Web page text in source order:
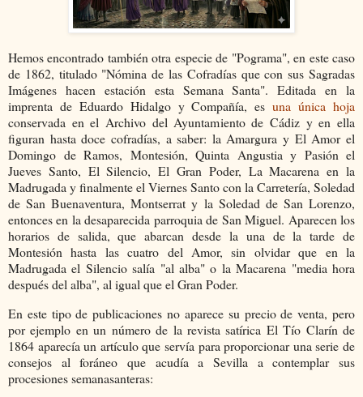
Hemos encontrado también otra especie de "Pograma", en este caso
de 1862, titulado "Nómina de las Cofradías que con sus Sagradas
Imágenes hacen estación esta Semana Santa". Editada en la
imprenta de Eduardo Hidalgo y Compañía, esuna única hoja
conservada en el Archivo del Ayuntamiento de Cádiz y en ella
figuran hasta doce cofradías, a saber: la Amargura y El Amor el
Domingo de Ramos, Montesión, Quinta Angustia y Pasión el
Jueves Santo, El Silencio, El Gran Poder, La Macarena en la
Madrugada y finalmente el Viernes Santo con la Carretería, Soledad
de San Buenaventura, Montserrat y la Soledad de San Lorenzo,
entonces en la desaparecida parroquia de San Miguel. Aparecen los
horarios de salida, que abarcan desde la una de la tarde de
Montesión hasta las cuatro del Amor, sin olvidar que en la
Madrugada el Silencio salía "al alba" o la Macarena "media hora
después del alba", al igual que el Gran Poder.
En este tipo de publicaciones no aparece su precio de venta, pero
por ejemplo en un número de la revista satírica El Tío Clarín de
1864 aparecía un artículo que servía para proporcionar una serie de
consejos al foráneo que acudía a Sevilla a contemplar sus
procesiones semanasanteras: